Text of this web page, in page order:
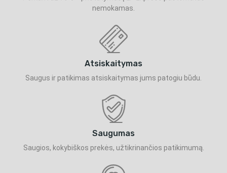
nemokamas.
Atsiskaitymas
Saugus ir patikimas atsiskaitymas jums patogiu būdu.
Saugumas
Saugios, kokybiškos prekės, užtikrinančios patikimumą.